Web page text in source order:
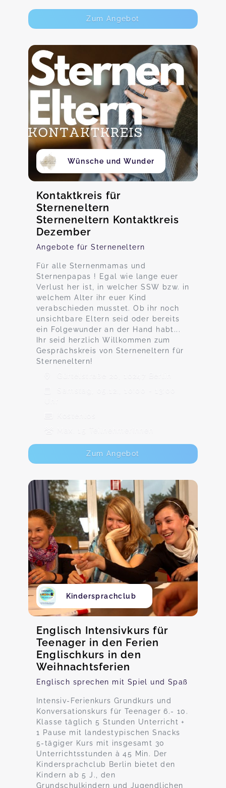
Zum Angebot
Wünsche und Wunder
Kontaktkreis für
Sterneneltern
Sterneneltern Kontaktkreis
Dezember
Angebote für Sterneneltern
Für alle Sternenmamas und
Sternenpapas ! Egal wie lange euer
Verlust her ist, in welcher SSW bzw. in
welchem Alter ihr euer Kind
verabschieden musstet. Ob ihr noch
unsichtbare Eltern seid oder bereits
ein Folgewunder an der Hand habt...
Ihr seid herzlich Willkommen zum
Gesprächskreis von Sterneneltern für
Sterneneltern!
Gürtelstraße 20, 10247 Berlin
Samstag, 05.12., 10:00 - 13:00
Max. 15 TeilnehmerInnen
Zum Angebot
Kindersprachclub
Englisch Intensivkurs für
Teenager in den Ferien
Englischkurs in den
Weihnachtsferien
Englisch sprechen mit Spiel und Spaß
Intensiv-Ferienkurs Grundkurs und
Konversationskurs für Teenager 6.- 10.
Klasse täglich 5 Stunden Unterricht +
1 Pause mit landestypischen Snacks
5-tägiger Kurs mit insgesamt 30
Unterrichtsstunden à 45 Min. Der
Kindersprachclub Berlin bietet den
Kindern ab 5 J., den
Grundschulkindern und Jugendlichen